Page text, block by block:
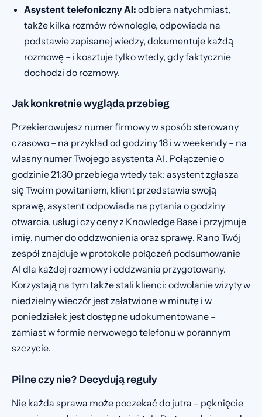
Asystent telefoniczny AI: odbiera natychmiast,
także kilka rozmów równolegle, odpowiada na
podstawie zapisanej wiedzy, dokumentuje każdą
rozmowę – i kosztuje tylko wtedy, gdy faktycznie
dochodzi do rozmowy.
Jak konkretnie wygląda przebieg
Przekierowujesz numer firmowy w sposób sterowany
czasowo – na przykład od godziny 18 i w weekendy – na
własny numer Twojego asystenta AI. Połączenie o
godzinie 21:30 przebiega wtedy tak: asystent zgłasza
się Twoim powitaniem, klient przedstawia swoją
sprawę, asystent odpowiada na pytania o godziny
otwarcia, usługi czy ceny z Knowledge Base i przyjmuje
imię, numer do oddzwonienia oraz sprawę. Rano Twój
zespół znajduje w protokole połączeń podsumowanie
AI dla każdej rozmowy i oddzwania przygotowany.
Korzystają na tym także stali klienci: odwołanie wizyty w
niedzielny wieczór jest załatwione w minutę i w
poniedziałek jest dostępne udokumentowane –
zamiast w formie nerwowego telefonu w porannym
szczycie.
Pilne czy nie? Decydują reguły
Nie każda sprawa może poczekać do jutra – pęknięcie